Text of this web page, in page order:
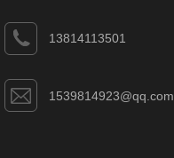
13814113501
1539814923@qq.com